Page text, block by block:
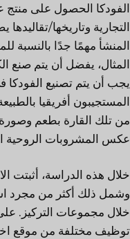
الفودكا الحصول على منتج
التجارية وتاريخها/
المنشأ مهمًا جدًا بالنسبة
المثال، يفضل أن يتم صنع
يجب أن يتم تصنيع الفودكا
المستجيبون أفريقيا
من تلك القارة بطعم
عكس المشروبات الروحية
خلال هذه الدراسة، أثبتت
وشمل ذلك أكثر من مجرد
خلال مجموعات التركيز.
توظيف مختلفة من موقع